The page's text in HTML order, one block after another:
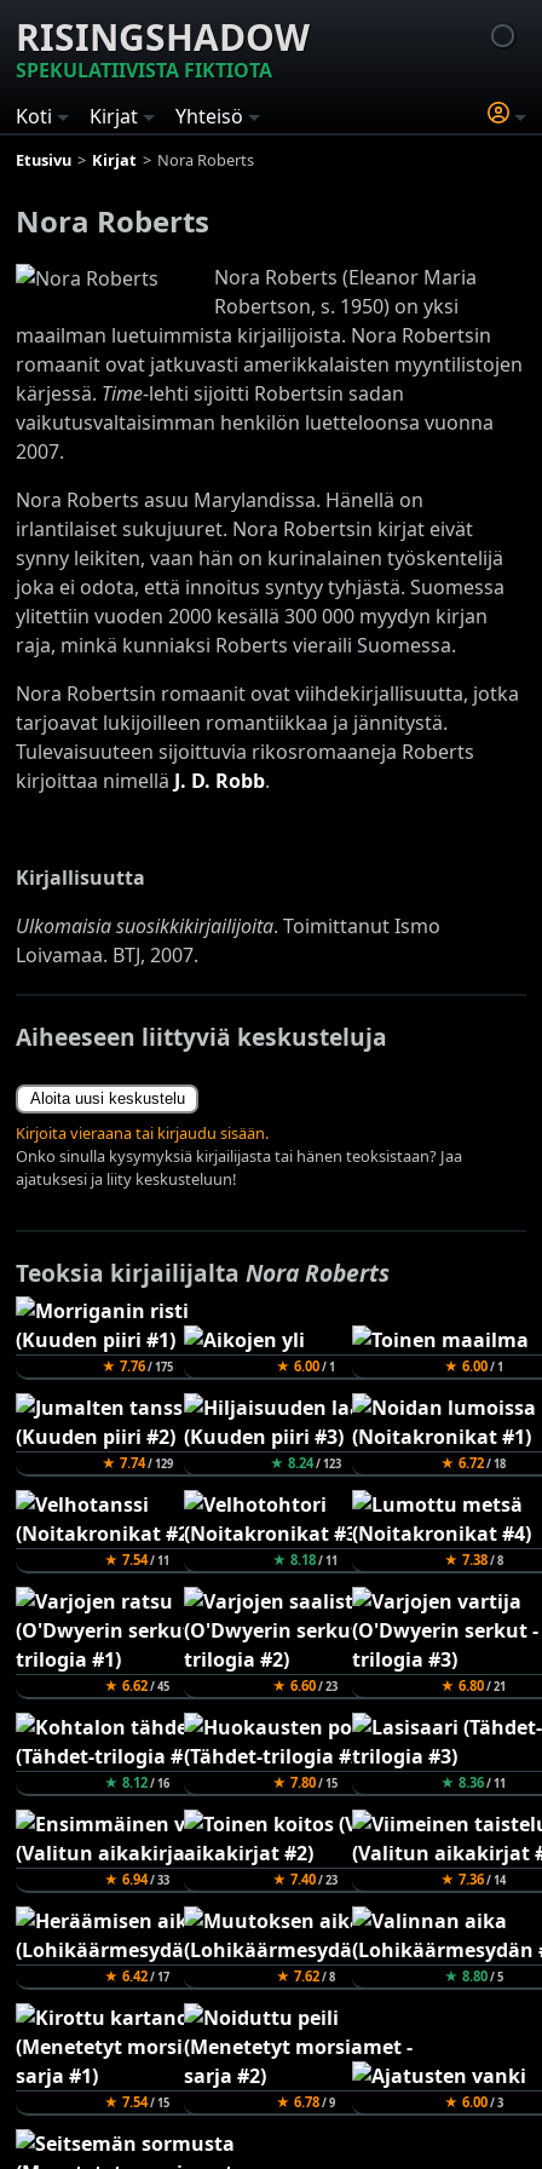
RISINGSHADOW
SPEKULATIIVISTA FIKTIOTA
Koti
Kirjat Yhteisö
Etusivu Kirjat Nora Roberts
Nora Roberts
Nora Roberts (Eleanor Maria
Robertson, s. 1950) on yksi
maailman luetuimmista kirjailijoista. Nora Robertsin
romaanit ovat jatkuvasti amerikkalaisten myyntilistojen
kärjessä. Time-lehti sijoitti Robertsin sadan
vaikutusvaltaisimman henkilön luetteloonsa vuonna
2007.
Nora Roberts asuu Marylandissa. Hänellä on
irlantilaiset sukujuuret. Nora Robertsin kirjat eivät
synny leikiten, vaan hän on kurinalainen työskentelijä
joka ei odota, että innoitus syntyy tyhjästä. Suomessa
ylitettiin vuoden 2000 kesällä 300 000 myydyn kirjan
raja, minkä kunniaksi Roberts vieraili Suomessa.
Nora Robertsin romaanit ovat viihdekirjallisuutta, jotka
tarjoavat lukijoilleen romantiikkaa ja jännitystä.
Tulevaisuuteen sijoittuvia rikosromaaneja Roberts
kirjoittaa nimellä J. D. Robb.
Kirjallisuutta
Ulkomaisia suosikkikirjailijoita. Toimittanut Ismo
Loivamaa. BTJ, 2007.
Aiheeseen liittyviä keskusteluja
Aloita uusi keskustelu
Kirjoita vieraana tai kirjaudu sisään.
Onko sinulla kysymyksiä kirjailijasta tai hänen teoksistaan? Jaa
ajatuksesi ja liity keskusteluun!
Teoksia kirjailijaltaNora Roberts
★ 7.76/ 175 ★ 6.00/ 1 ★ 6.00/ 1
★ 7.74/ 129 ★ 8.24/ 123 ★ 6.72/ 18
★ 7.54/ 11 ★ 8.18/ 11 ★ 7.38/ 8
★ 6.62/ 45 ★ 6.60/ 23 ★ 6.80/ 21
★ 8.12/ 16 ★ 7.80/ 15 ★ 8.36/ 11
★ 6.94/ 33 ★ 7.40/ 23 ★ 7.36/ 14
★ 6.42/ 17 ★ 7.62/ 8 ★ 8.80/ 5
★ 7.54/ 15 ★ 6.78/ 9 ★ 6.00/ 3